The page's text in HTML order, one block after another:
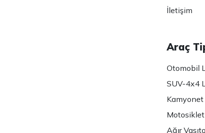
İletişim
Araç
Otomobil
SUV-4x4
Ağır